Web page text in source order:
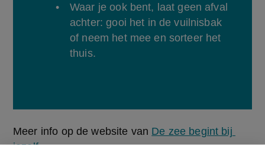
Waar je ook bent, laat geen afval
achter: gooi het in de vuilnisbak
of neem het mee en sorteer het
thuis.
Meer info op de website van De zee begint bij
jezelf.